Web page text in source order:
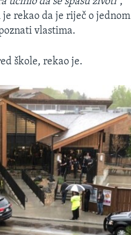
rekao da je riječ o jednom
vlastima.
škole, rekao je.